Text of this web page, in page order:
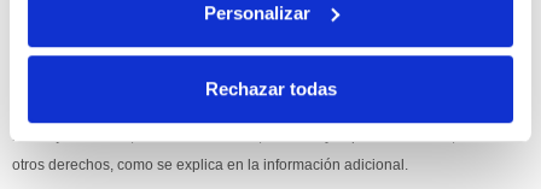
Personalizar
Rechazar todas
Si, he leído y acepto la política de protección de datos.
Responsable: HIJOS DE JOSÉ SERRATS S.A. Finalidad: tratamientos con
mensajería online, derechos: Acceder, rectificar y suprimir los datos, así como
otros derechos, como se explica en la información adicional.